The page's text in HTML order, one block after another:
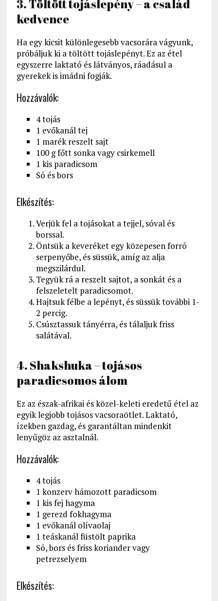
3. Töltött tojáslepény – a család
kedvence
Ha egy kicsit különlegesebb vacsorára vágyunk,
próbáljuk ki a töltött tojáslepényt. Ez az étel
egyszerre laktató és látványos, ráadásul a
gyerekek is imádni fogják.
Hozzávalók:
4 tojás
1 evőkanál tej
1 marék reszelt sajt
100 g főtt sonka vagy csirkemell
1 kis paradicsom
Só és bors
Elkészítés:
Verjük fel a tojásokat a tejjel, sóval és
borssal.
Öntsük a keveréket egy közepesen forró
serpenyőbe, és süssük, amíg az alja
megszilárdul.
Tegyük rá a reszelt sajtot, a sonkát és a
felszeletelt paradicsomot.
Hajtsuk félbe a lepényt, és süssük további 1-
2 percig.
Csúsztassuk tányérra, és tálaljuk friss
salátával.
4. Shakshuka – tojásos
paradicsomos álom
Ez az észak-afrikai és közel-keleti eredetű étel az
egyik legjobb tojásos vacsoraötlet. Laktató,
ízekben gazdag, és garantáltan mindenkit
lenyűgöz az asztalnál.
Hozzávalók:
4 tojás
1 konzerv hámozott paradicsom
1 kis fej hagyma
1 gerezd fokhagyma
1 evőkanál olívaolaj
1 teáskanál füstölt paprika
Só, bors és friss koriander vagy
petrezselyem
Elkészítés: